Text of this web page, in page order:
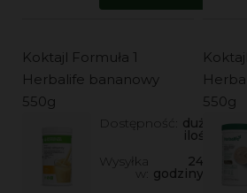
Koktajl Formuła 1
Herbalife bananowy
550g
Dostępność: duża
ilość
Wysyłka
w:
24
godziny
550g